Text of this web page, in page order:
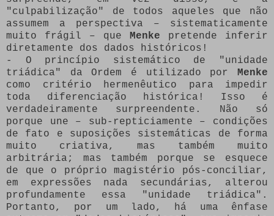
"culpabilização" de todos aqueles que não
assumem a perspectiva – sistematicamente
muito frágil – que Menke pretende inferir
diretamente dos dados históricos!
- O princípio sistemático de "unidade
triádica" da Ordem é utilizado por Menke
como critério hermenêutico para impedir
toda diferenciação histórica! Isso é
verdadeiramente surpreendente. Não só
porque une – sub-repticiamente – condições
de fato e suposições sistemáticas de forma
muito criativa, mas também muito
arbitrária; mas também porque se esquece
de que o próprio magistério pós-conciliar,
em expressões nada secundárias, alterou
profundamente essa "unidade triádica".
Portanto, por um lado, há uma ênfase